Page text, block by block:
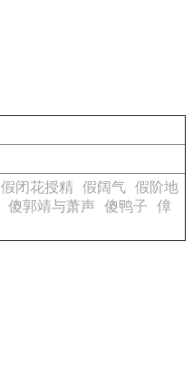
假闭花授精 假阔气 假阶地
傻郭靖与萧声 傻鸭子
傽